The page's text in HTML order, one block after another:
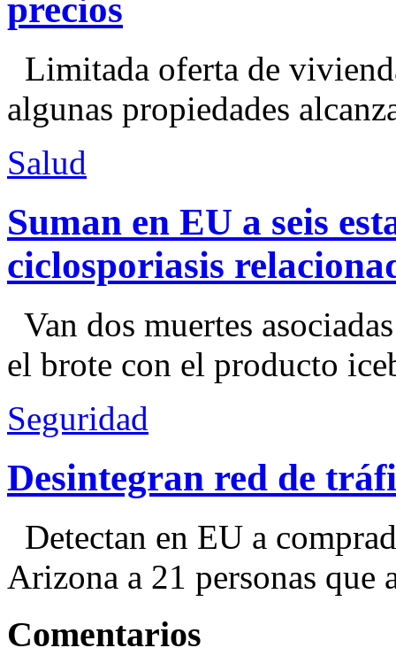
precios
Limitada oferta de
algunas propiedades
Salud
Suman en EU a seis
ciclosporiasis
Van dos muertes
el brote con el producto
Seguridad
Desintegran red de
Detectan en EU a
Arizona a 21 personas que
Comentarios